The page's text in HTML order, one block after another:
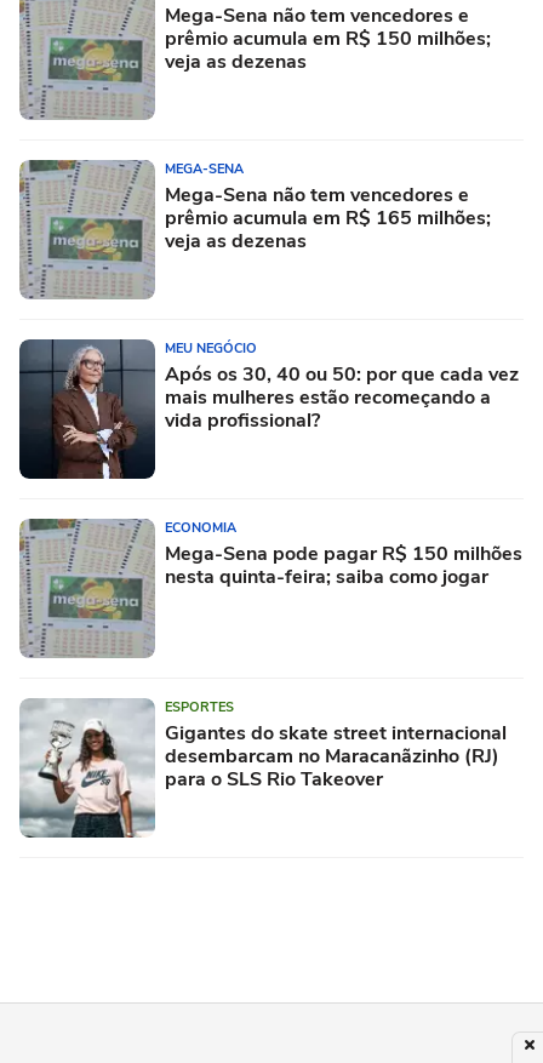
Mega-Sena não tem vencedores e
prêmio acumula em R$ 150 milhões;
veja as dezenas
MEGA-SENA
Mega-Sena não tem vencedores e
prêmio acumula em R$ 165 milhões;
veja as dezenas
MEU NEGÓCIO
Após os 30, 40 ou 50: por que cada vez
mais mulheres estão recomeçando a
vida profissional?
ECONOMIA
Mega-Sena pode pagar R$ 150 milhões
nesta quinta-feira; saiba como jogar
ESPORTES
Gigantes do skate street internacional
desembarcam no Maracanãzinho (RJ)
para o SLS Rio Takeover